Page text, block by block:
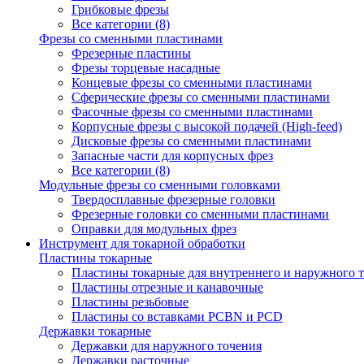
Грибковые фрезы
Все категории (8)
Фрезы со сменными пластинами
Фрезерные пластины
Фрезы торцевые насадные
Концевые фрезы со сменными пластинами
Сферические фрезы со сменными пластинами
Фасочные фрезы со сменными пластинами
Корпусные фрезы с высокой подачей (High-feed)
Дисковые фрезы со сменными пластинами
Запасные части для корпусных фрез
Все категории (8)
Модульные фрезы со сменными головками
Твердосплавные фрезерные головки
Фрезерные головки со сменными пластинами
Оправки для модульных фрез
Инструмент для токарной обработки
Пластины токарные
Пластины токарные для внутреннего и наружного
Пластины отрезные и канавочные
Пластины резьбовые
Пластины со вставками PCBN и PCD
Державки токарные
Державки для наружного точения
Державки расточные